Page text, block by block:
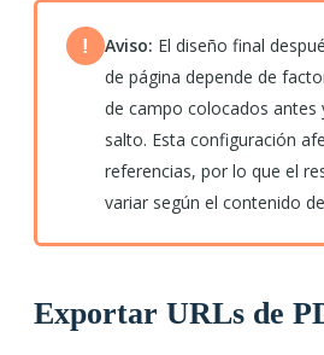
! Aviso: El diseño final
de página depende de
de campo colocados antes
salto. Esta configuración
referencias, por lo que el
variar según el contenido
Exportar URLs de